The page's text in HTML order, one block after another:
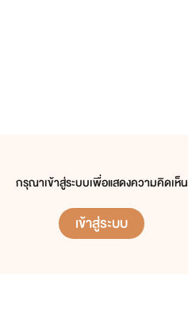
กรุณาเข้าสู่ระบบเพื่อแสดงความคิดเห็น
เข้าสู่ระบบ